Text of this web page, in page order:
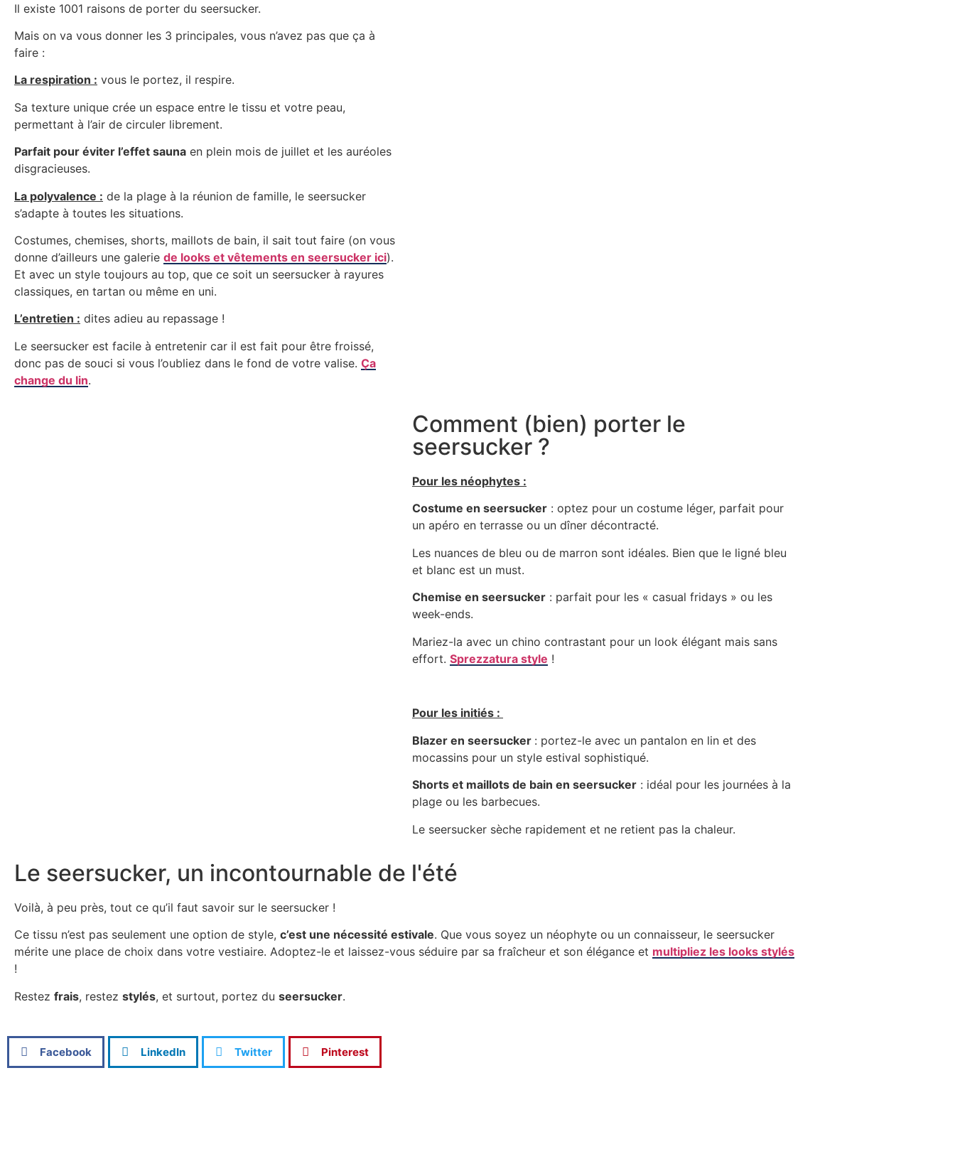
Il existe 1001 raisons de porter du seersucker.
Mais on va vous donner les 3 principales, vous n’avez pas que ça à
faire :
La respiration : vous le portez, il respire.
Sa texture unique crée un espace entre le tissu et votre peau,
permettant à l’air de circuler librement.
Parfait pour éviter l’effet sauna en plein mois de juillet et les auréoles
disgracieuses.
La polyvalence : de la plage à la réunion de famille, le seersucker
s’adapte à toutes les situations.
Costumes, chemises, shorts, maillots de bain, il sait tout faire (on vous
donne d’ailleurs une galerie de looks et vêtements en seersucker ici).
Et avec un style toujours au top, que ce soit un seersucker à rayures
classiques, en tartan ou même en uni.
L’entretien : dites adieu au repassage !
Le seersucker est facile à entretenir car il est fait pour être froissé,
donc pas de souci si vous l’oubliez dans le fond de votre valise. Ça
change du lin.
Comment (bien) porter le
seersucker ?
Pour les néophytes :
Costume en seersucker : optez pour un costume léger, parfait pour
un apéro en terrasse ou un dîner décontracté.
Les nuances de bleu ou de marron sont idéales. Bien que le ligné bleu
et blanc est un must.
Chemise en seersucker : parfait pour les « casual fridays » ou les
week-ends.
Mariez-la avec un chino contrastant pour un look élégant mais sans
effort. Sprezzatura style !
Pour les initiés :
Blazer en seersucker : portez-le avec un pantalon en lin et des
mocassins pour un style estival sophistiqué.
Shorts et maillots de bain en seersucker : idéal pour les journées à la
plage ou les barbecues.
Le seersucker sèche rapidement et ne retient pas la chaleur.
Le seersucker, un incontournable de l'été
Voilà, à peu près, tout ce qu’il faut savoir sur le seersucker !
Ce tissu n’est pas seulement une option de style, c’est une nécessité estivale. Que vous soyez un néophyte ou un connaisseur, le seersucker
mérite une place de choix dans votre vestiaire. Adoptez-le et laissez-vous séduire par sa fraîcheur et son élégance et multipliez les looks stylés
!
Restez frais, restez stylés, et surtout, portez du seersucker.
Facebook LinkedIn Twitter Pinterest